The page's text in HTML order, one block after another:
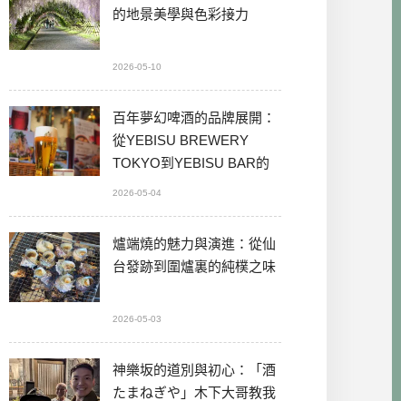
的地景美學與色彩接力
2026-05-10
百年夢幻啤酒的品牌展開：
從YEBISU BREWERY
TOKYO到YEBISU BAR的
2026-05-04
爐端燒的魅力與演進：從仙
台發跡到圍爐裏的純樸之味
2026-05-03
神樂坂的道別與初心：「酒
たまねぎや」木下大哥教我